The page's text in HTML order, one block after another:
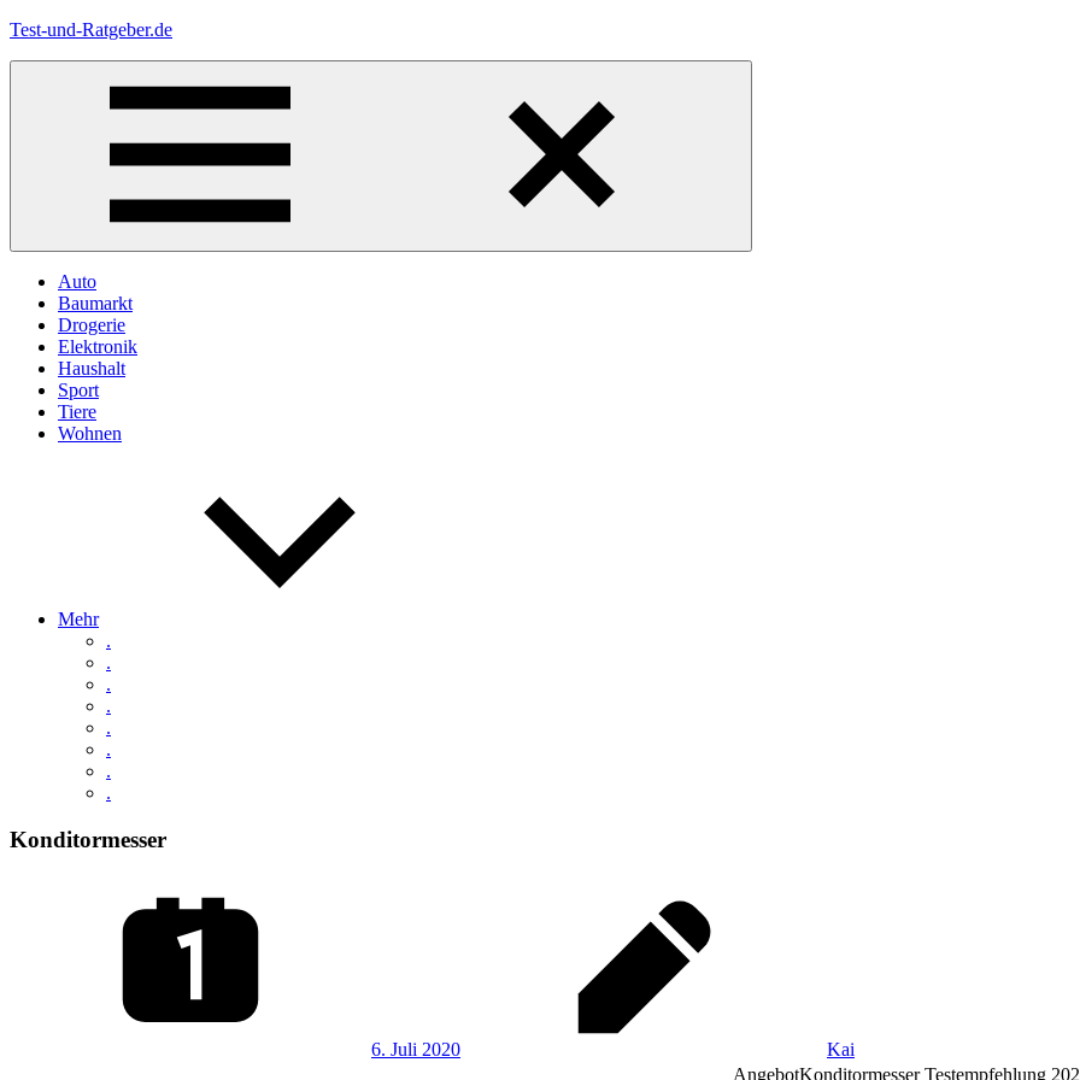
Zum
Test-und-Ratgeber.de
Menü
Auto
Baumarkt
Drogerie
Elektronik
Haushalt
Sport
Tiere
Wohnen
Mehr
.
.
.
.
.
.
.
.
Konditormesser
6. Juli 2020
Kai
AngebotKonditormesser Testempfehlung